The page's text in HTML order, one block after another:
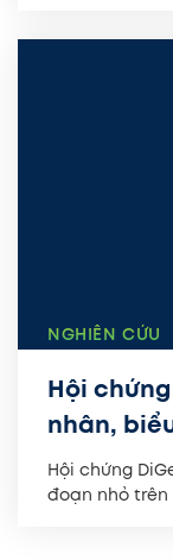
NGHIÊN CỨU
Hội
nhân,
Hội chứng
đoạn nhỏ trên